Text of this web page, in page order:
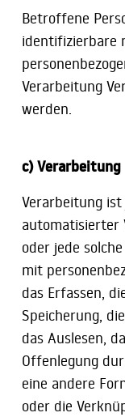
Betroffene
identifizierbare
Verarbeitung
werden.
c) Verarbeitung
Verarbeitung
automatisierter
oder jede
mit
das Erfassen,
Speicherung,
das Auslesen,
Offenlegung
eine andere
oder die